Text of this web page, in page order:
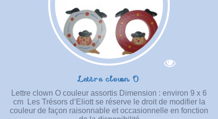
Lettre clown O
Lettre clown O couleur assortis Dimension : environ 9 x 6
cm Les Trésors d’Eliott se réserve le droit de modifier la
couleur de façon raisonnable et occasionnelle en fonction